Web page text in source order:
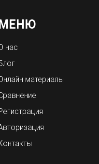
МЕНЮ
нас
материалы